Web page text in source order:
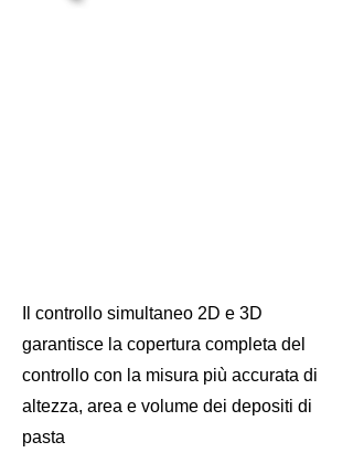
Il controllo simultaneo 2D e 3D
garantisce la copertura completa del
controllo con la misura più accurata di
altezza, area e volume dei depositi di
pasta